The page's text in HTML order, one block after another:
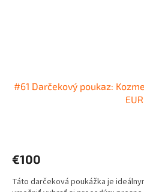
#61 Darčekový poukaz:
EUR
€100
Táto darčeková poukážka je